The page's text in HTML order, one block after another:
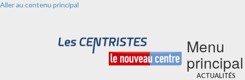
Aller au contenu principal
Menu
principal
ACTUALITÉS